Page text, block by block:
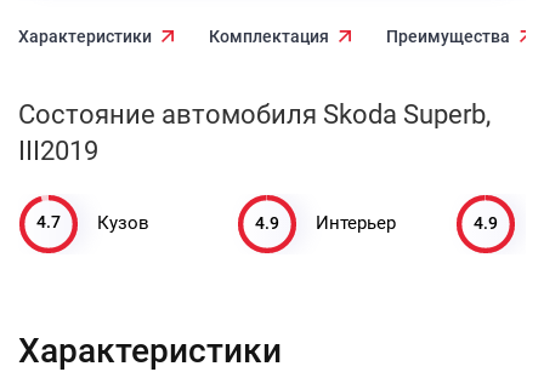
Характеристики Комплектация Преимущества
Состояние автомобиля Skoda Superb,
III2019
4.7 Кузов 4.9 Интерьер 4.9
Характеристики